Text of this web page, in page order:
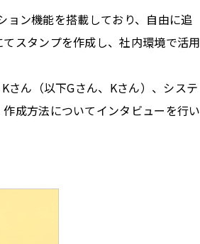
ン機能を搭載しており、自由に追
スタンプを作成し、社内環境で活用
さん（以下Gさん、Kさん）、システ
成方法についてインタビューを行い